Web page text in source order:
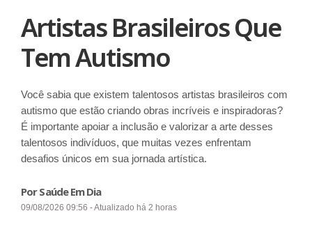
Artistas Brasileiros Que
Tem Autismo
Você sabia que existem talentosos artistas brasileiros com
autismo que estão criando obras incríveis e inspiradoras?
É importante apoiar a inclusão e valorizar a arte desses
talentosos indivíduos, que muitas vezes enfrentam
desafios únicos em sua jornada artística.
Por Saúde Em Dia
09/08/2026 09:56 - Atualizado há 2 horas